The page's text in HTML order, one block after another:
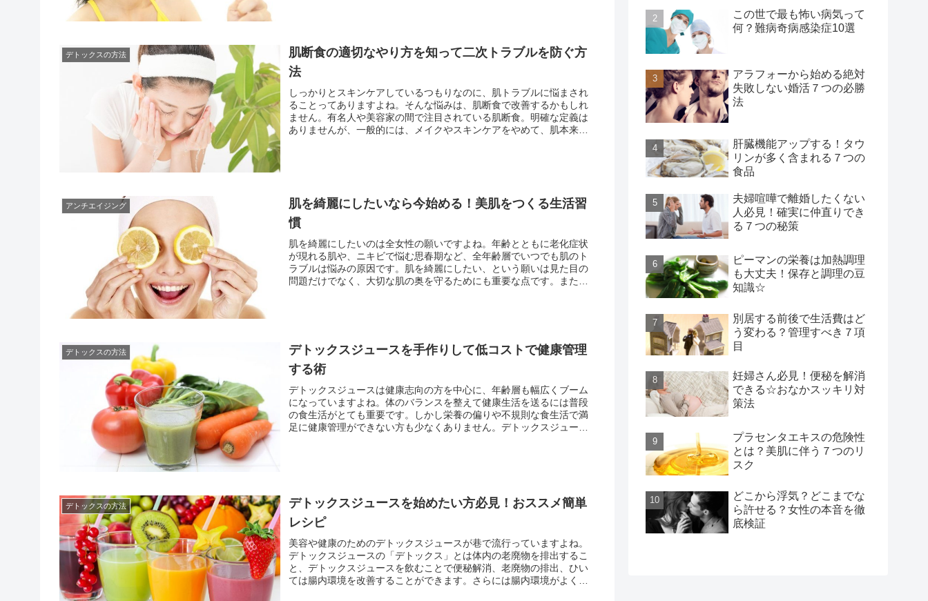
デトックスの方法
肌断食の適切なやり方を知って二次トラブルを防ぐ方
法
しっかりとスキンケアしているつもりなのに、肌トラブルに悩まされ
ることってありますよね。そんな悩みは、肌断食で改善するかもしれ
ません。有名人や美容家の間で注目されている肌断食。明確な定義は
ありませんが、一般的には、メイクやスキンケアをやめて、肌本来の
アンチエイジング
肌を綺麗にしたいなら今始める！美肌をつくる生活習
慣
肌を綺麗にしたいのは全女性の願いですよね。年齢とともに老化症状
が現れる肌や、ニキビで悩む思春期など、全年齢層でいつでも肌のト
ラブルは悩みの原因です。肌を綺麗にしたい、という願いは見た目の
問題だけでなく、大切な肌の奥を守るためにも重要な点です。また肌
デトックスの方法
デトックスジュースを手作りして低コストで健康管理
する術
デトックスジュースは健康志向の方を中心に、年齢層も幅広くブーム
になっていますよね。体のバランスを整えて健康生活を送るには普段
の食生活がとても重要です。しかし栄養の偏りや不規則な食生活で満
足に健康管理ができない方も少なくありません。デトックスジュース
デトックスの方法
デトックスジュースを始めたい方必見！おススメ簡単
レシピ
美容や健康のためのデトックスジュースが巷で流行っていますよね。
デトックスジュースの「デトックス」とは体内の老廃物を排出するこ
と、デトックスジュースを飲むことで便秘解消、老廃物の排出、ひい
ては腸内環境を改善することができます。さらには腸内環境がよくな
この世で最も怖い病気って
何？難病奇病感染症10選
アラフォーから始める絶対
失敗しない婚活７つの必勝
法
肝臓機能アップする！タウ
リンが多く含まれる７つの
食品
夫婦喧嘩で離婚したくない
人必見！確実に仲直りでき
る７つの秘策
ピーマンの栄養は加熱調理
も大丈夫！保存と調理の豆
知識☆
別居する前後で生活費はど
う変わる？管理すべき７項
目
妊婦さん必見！便秘を解消
できる☆おなかスッキリ対
策法
プラセンタエキスの危険性
とは？美肌に伴う７つのリ
スク
どこから浮気？どこまでな
ら許せる？女性の本音を徹
底検証